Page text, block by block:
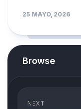
25 MAYO, 2026
Browse
NEXT